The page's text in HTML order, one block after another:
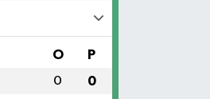
O P
0 0